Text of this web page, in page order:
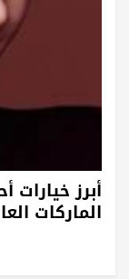
أبرز
الماركات